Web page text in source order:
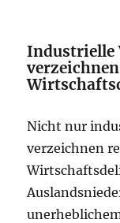
Industrielle
Nicht nur
verzeichnen